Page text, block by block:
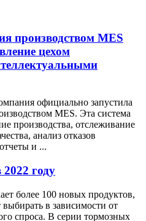
производством MES
цехом
официально запустила
MES. Эта система
производства, отслеживание
анализ отказов
и ...
году
более 100 новых продуктов,
в зависимости от
спроса. В серии тормозных